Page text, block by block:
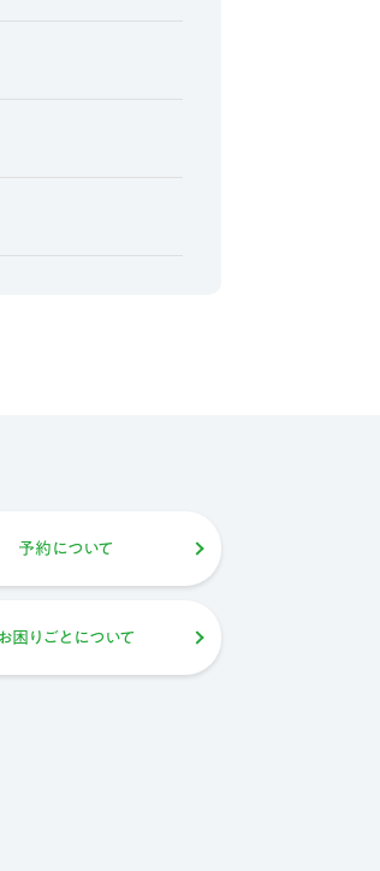
予約について
困りごとについて